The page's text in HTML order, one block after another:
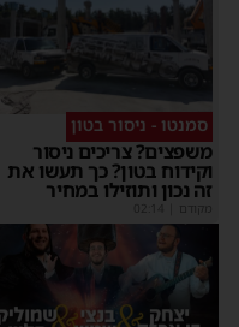
סמנטו - ניסור בטון
משפצים? צריכים ניסור
וקידוח בטון? כך תעשו את
זה נכון ותוזילו במחיר
מקודם